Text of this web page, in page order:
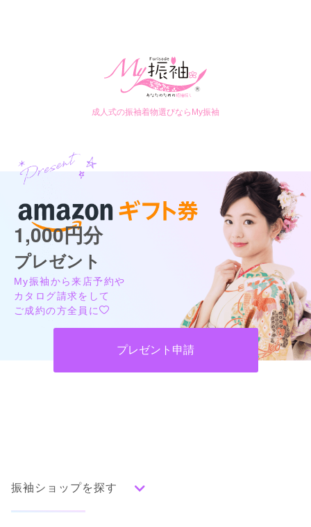
成人式の振袖着物選びならMy振袖
1,000円分
プレゼント
My振袖から来店予約や
カタログ請求をして
ご成約の方全員に
プレゼント申請
振袖ショップを探す